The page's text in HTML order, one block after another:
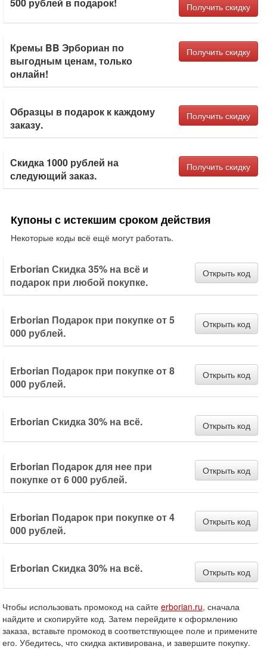
Получить скидку
Кремы BB Эрбориан по
выгодным ценам, только
онлайн!
Получить скидку
Образцы в подарок к каждому
заказу.
Получить скидку
Скидка 1000 рублей на
следующий заказ.
Получить скидку
Купоны с истекшим сроком действия
Некоторые коды всё ещё могут работать.
Erborian Скидка 35% на всё и
подарок при любой покупке.
Открыть код
Erborian Подарок при покупке от 5
000 рублей.
Открыть код
Erborian Подарок при покупке от 8
000 рублей.
Открыть код
Erborian Скидка 30% на всё. Открыть код
Erborian Подарок для нее при
покупке от 6 000 рублей.
Открыть код
Erborian Подарок при покупке от 4
000 рублей.
Открыть код
Erborian Скидка 30% на всё. Открыть код
Чтобы использовать промокод на сайте erborian.ru, сначала
найдите и скопируйте код. Затем перейдите к оформлению
заказа, вставьте промокод в соответствующее поле и примените
его. Убедитесь, что скидка активирована, и завершите покупку.